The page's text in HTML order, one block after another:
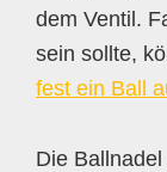
dem Ventil.
sein sollte,
fest ein Ball
Die